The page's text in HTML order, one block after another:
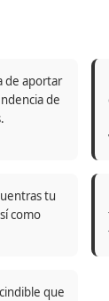
de aportar
de
tu
como
que